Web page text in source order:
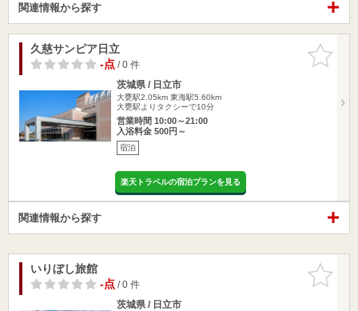
関連情報から探す
お気に入
りに追加
久慈サンピア日立
-点/ 0 件
茨城県 / 日立市
大甕駅2.05km 東海駅5.60km
大甕駅よりタクシーで10分
営業時間 10:00～21:00
入浴料金 500円～
宿泊
楽天トラベルの宿泊プランを見る
関連情報から探す
お気に入
りに追加
いりぼし旅館
-点/ 0 件
茨城県 / 日立市